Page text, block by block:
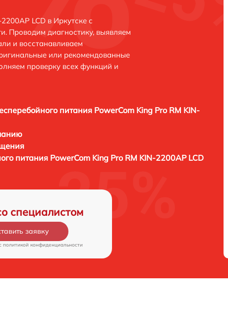
LCD в Иркутске с
Проводим диагностику, выявляем
и восстанавливаем
или рекомендованные
проверку всех функций и
питания PowerCom King Pro RM KIN-
питания PowerCom King Pro RM KIN-2200AP LCD
специалистом
заявку
политикой конфиденциальности